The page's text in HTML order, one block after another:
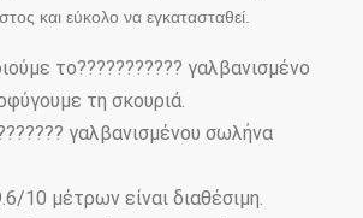
και εύκολο να εγκατασταθεί.
το??????????? γαλβανισμένο
τη σκουριά.
γαλβανισμένου σωλήνα
10 μέτρων είναι διαθέσιμη.